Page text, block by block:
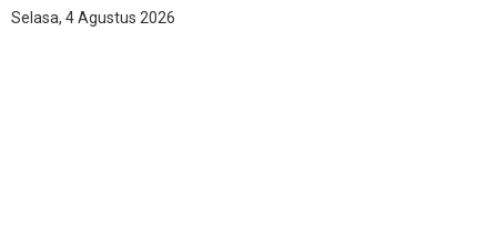
Selasa, 4 Agustus 2026